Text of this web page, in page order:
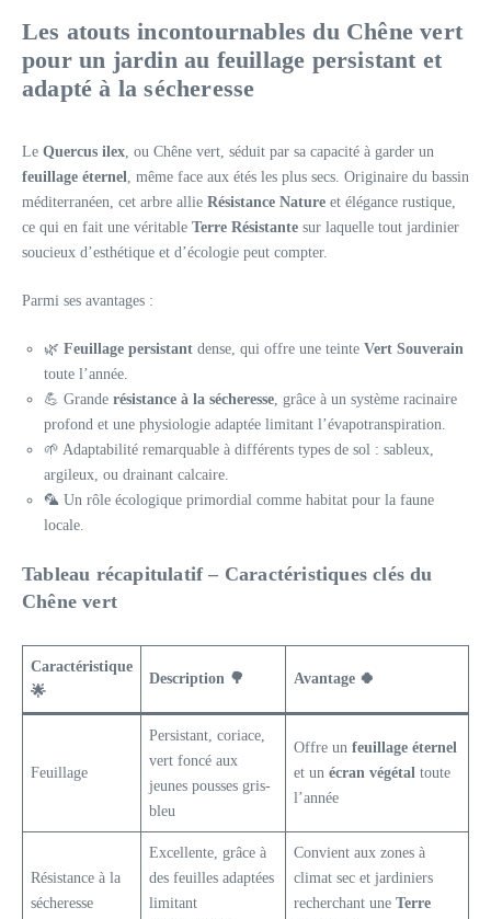
Les atouts incontournables du Chêne vert
pour un jardin au feuillage persistant et
adapté à la sécheresse
Le Quercus ilex, ou Chêne vert, séduit par sa capacité à garder un
feuillage éternel, même face aux étés les plus secs. Originaire du bassin
méditerranéen, cet arbre allie Résistance Nature et élégance rustique,
ce qui en fait une véritable Terre Résistante sur laquelle tout jardinier
soucieux d’esthétique et d’écologie peut compter.
Parmi ses avantages :
🌿 Feuillage persistant dense, qui offre une teinte Vert Souverain
toute l’année.
💪 Grande résistance à la sécheresse, grâce à un système racinaire
profond et une physiologie adaptée limitant l’évapotranspiration.
🌱 Adaptabilité remarquable à différents types de sol : sableux,
argileux, ou drainant calcaire.
🦜 Un rôle écologique primordial comme habitat pour la faune
locale.
Tableau récapitulatif – Caractéristiques clés du
Chêne vert
Caractéristique
🌟
Description 🌳 Avantage 🍀
Feuillage
Persistant, coriace,
vert foncé aux
jeunes pousses gris-
bleu
Offre un feuillage éternel
et un écran végétal toute
l’année
Résistance à la
sécheresse
Excellente, grâce à
des feuilles adaptées
limitant
Convient aux zones à
climat sec et jardiniers
recherchant une Terre